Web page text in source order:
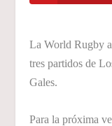
La World Rugby
tres partidos de
Gales.
Para la próxima